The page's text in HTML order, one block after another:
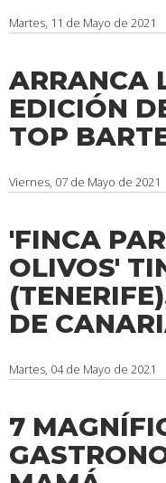
Martes, 11 de Mayo de 2021
ARRANCA
EDICIÓN
TOP
Viernes, 07 de Mayo de 2021
'FINCA
OLIVOS'
DE
Martes, 04 de Mayo de 2021
7